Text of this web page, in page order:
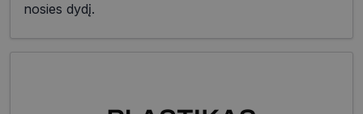
nosies dydį.